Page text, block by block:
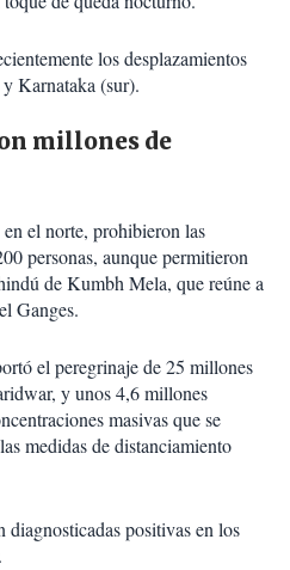
los desplazamientos
Karnataka (sur).
millones de
el norte, prohibieron las
personas, aunque permitieron
de Kumbh Mela, que reúne a
Ganges.
el peregrinaje de 25 millones
y unos 4,6 millones
masivas que se
medidas de distanciamiento
diagnosticadas positivas en los